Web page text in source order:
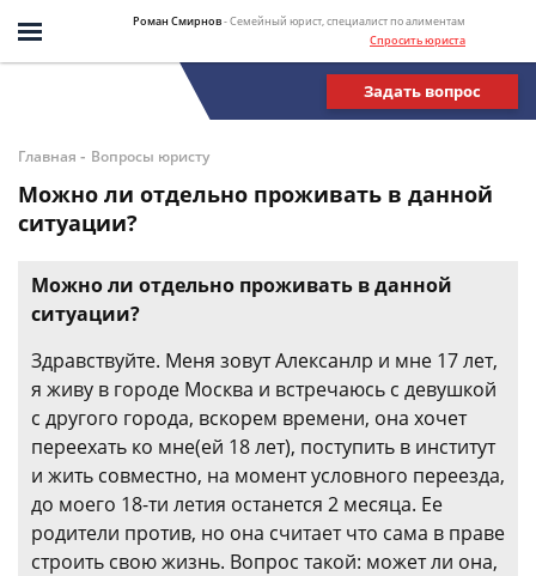
Роман Смирнов- Семейный юрист, специалист по алиментам
Спросить юриста
Задать вопрос
Главная - Вопросы юристу
Можно ли отдельно проживать в данной
ситуации?
Можно ли отдельно проживать в данной
ситуации?
Здравствуйте. Меня зовут Алексанлр и мне 17 лет,
я живу в городе Москва и встречаюсь с девушкой
с другого города, вскорем времени, она хочет
переехать ко мне(ей 18 лет), поступить в институт
и жить совместно, на момент условного переезда,
до моего 18-ти летия останется 2 месяца. Ее
родители против, но она считает что сама в праве
строить свою жизнь. Вопрос такой: может ли она,